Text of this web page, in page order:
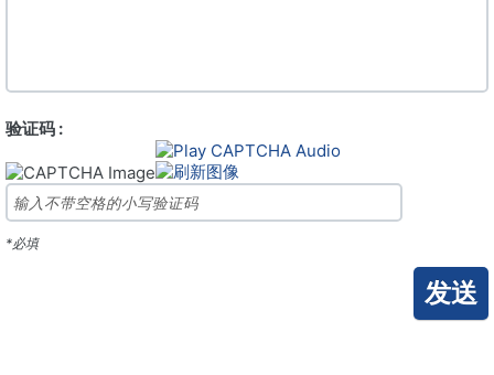
验证码 :
*必填